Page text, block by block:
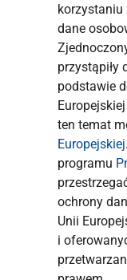
korzystaniu
dane
przystąpiły
podstawie
ten temat
Europejskiej
programu
ochrony
Unii
i